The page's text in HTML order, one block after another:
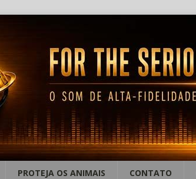
PROTEJA OS ANIMAIS CONTATO